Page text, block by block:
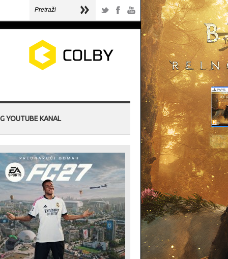
YOUTUBE KANAL